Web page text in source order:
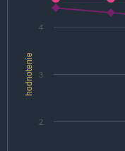
hodnotenie
2
3
4